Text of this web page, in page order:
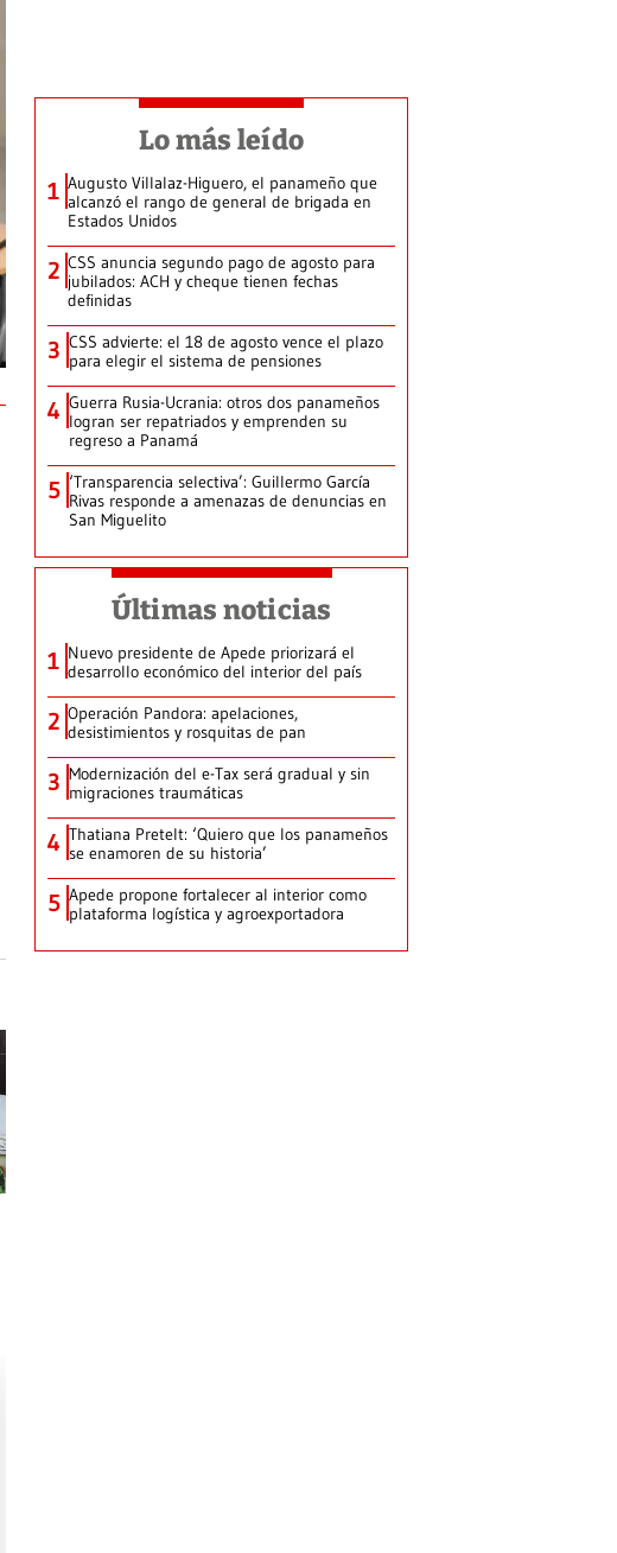
Lo más leído
1 Augusto Villalaz-Higuero, el panameño que
alcanzó el rango de general de brigada en
Estados Unidos
2 CSS anuncia segundo pago de agosto para
jubilados: ACH y cheque tienen fechas
definidas
3 CSS advierte: el 18 de agosto vence el plazo
para elegir el sistema de pensiones
4 Guerra Rusia-Ucrania: otros dos panameños
logran ser repatriados y emprenden su
regreso a Panamá
5 ‘Transparencia selectiva’: Guillermo García
Rivas responde a amenazas de denuncias en
San Miguelito
Últimas noticias
1 Nuevo presidente de Apede priorizará el
desarrollo económico del interior del país
2 Operación Pandora: apelaciones,
desistimientos y rosquitas de pan
3 Modernización del e-Tax será gradual y sin
migraciones traumáticas
4 Thatiana Pretelt: ‘Quiero que los panameños
se enamoren de su historia’
5 Apede propone fortalecer al interior como
plataforma logística y agroexportadora